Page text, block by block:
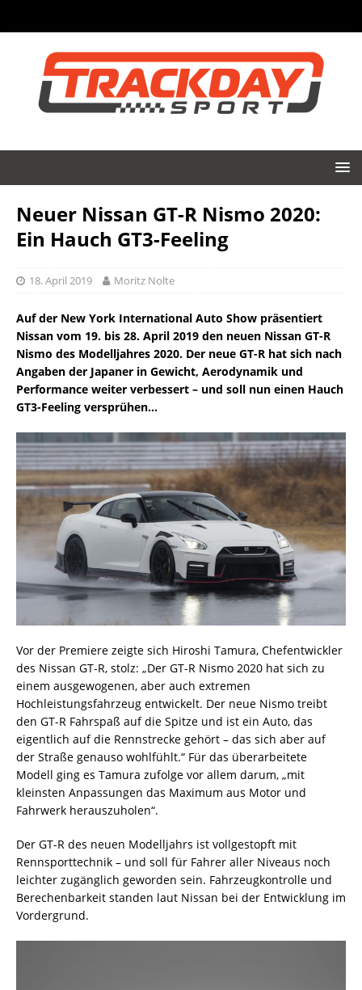
Neuer Nissan GT-R Nismo 2020:
Ein Hauch GT3-Feeling
18. April 2019 Moritz Nolte
Auf der New York International Auto Show präsentiert
Nissan vom 19. bis 28. April 2019 den neuen Nissan GT-R
Nismo des Modelljahres 2020. Der neue GT-R hat sich nach
Angaben der Japaner in Gewicht, Aerodynamik und
Performance weiter verbessert – und soll nun einen Hauch
GT3-Feeling versprühen…
Vor der Premiere zeigte sich Hiroshi Tamura, Chefentwickler
des Nissan GT-R, stolz: „Der GT-R Nismo 2020 hat sich zu
einem ausgewogenen, aber auch extremen
Hochleistungsfahrzeug entwickelt. Der neue Nismo treibt
den GT-R Fahrspaß auf die Spitze und ist ein Auto, das
eigentlich auf die Rennstrecke gehört – das sich aber auf
der Straße genauso wohlfühlt.“ Für das überarbeitete
Modell ging es Tamura zufolge vor allem darum, „mit
kleinsten Anpassungen das Maximum aus Motor und
Fahrwerk herauszuholen“.
Der GT-R des neuen Modelljahrs ist vollgestopft mit
Rennsporttechnik – und soll für Fahrer aller Niveaus noch
leichter zugänglich geworden sein. Fahrzeugkontrolle und
Berechenbarkeit standen laut Nissan bei der Entwicklung im
Vordergrund.